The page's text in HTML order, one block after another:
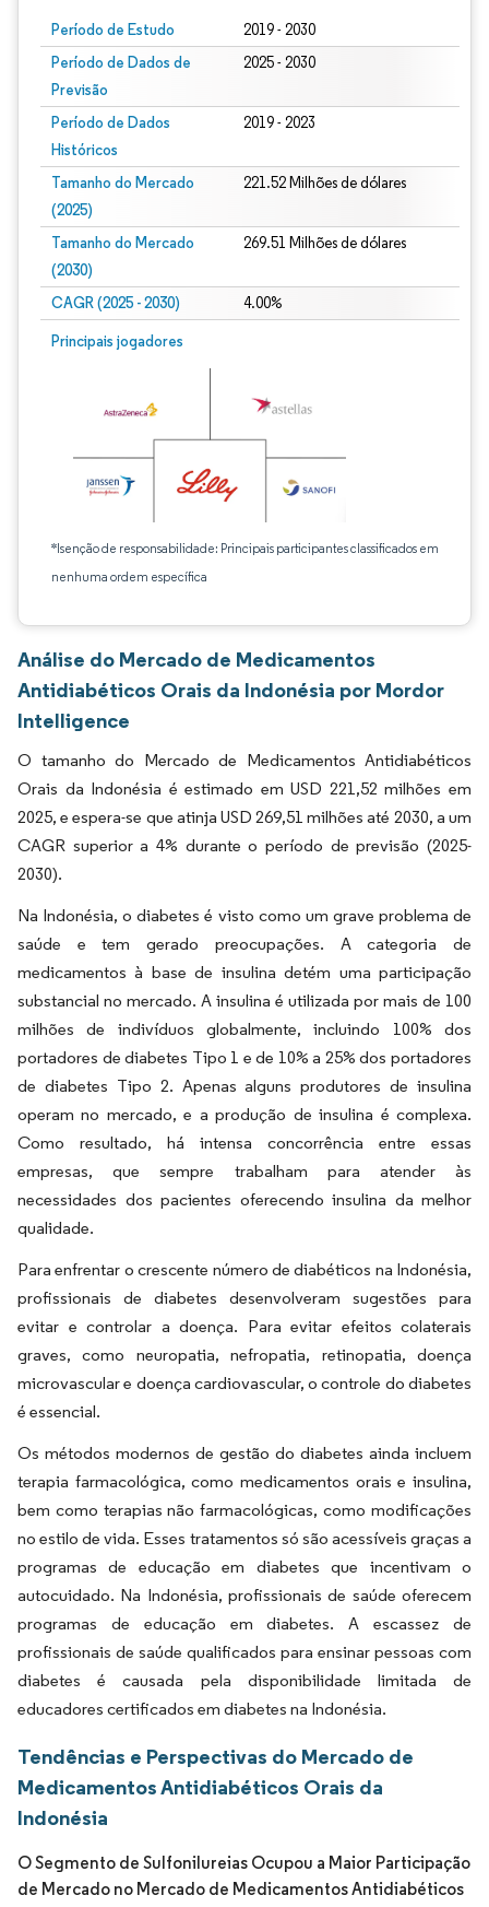
Período de Estudo 2019 - 2030
Período de Dados de
Previsão
2025 - 2030
Período de Dados
Históricos
2019 - 2023
Tamanho do Mercado
(2025)
221.52 Milhões de dólares
Tamanho do Mercado
(2030)
269.51 Milhões de dólares
CAGR (2025 - 2030) 4.00%
Principais jogadores
*Isenção de responsabilidade: Principais participantes classificados em
nenhuma ordem específica
Análise do Mercado de Medicamentos
Antidiabéticos Orais da Indonésia por Mordor
Intelligence
O tamanho do Mercado de Medicamentos Antidiabéticos
Orais da Indonésia é estimado em USD 221,52 milhões em
2025, e espera-se que atinja USD 269,51 milhões até 2030, a um
CAGR superior a 4% durante o período de previsão (2025-
2030).
Na Indonésia, o diabetes é visto como um grave problema de
saúde e tem gerado preocupações. A categoria de
medicamentos à base de insulina detém uma participação
substancial no mercado. A insulina é utilizada por mais de 100
milhões de indivíduos globalmente, incluindo 100% dos
portadores de diabetes Tipo 1 e de 10% a 25% dos portadores
de diabetes Tipo 2. Apenas alguns produtores de insulina
operam no mercado, e a produção de insulina é complexa.
Como resultado, há intensa concorrência entre essas
empresas, que sempre trabalham para atender às
necessidades dos pacientes oferecendo insulina da melhor
qualidade.
Para enfrentar o crescente número de diabéticos na Indonésia,
profissionais de diabetes desenvolveram sugestões para
evitar e controlar a doença. Para evitar efeitos colaterais
graves, como neuropatia, nefropatia, retinopatia, doença
microvascular e doença cardiovascular, o controle do diabetes
é essencial.
Os métodos modernos de gestão do diabetes ainda incluem
terapia farmacológica, como medicamentos orais e insulina,
bem como terapias não farmacológicas, como modificações
no estilo de vida. Esses tratamentos só são acessíveis graças a
programas de educação em diabetes que incentivam o
autocuidado. Na Indonésia, profissionais de saúde oferecem
programas de educação em diabetes. A escassez de
profissionais de saúde qualificados para ensinar pessoas com
diabetes é causada pela disponibilidade limitada de
educadores certificados em diabetes na Indonésia.
Tendências e Perspectivas do Mercado de
Medicamentos Antidiabéticos Orais da
Indonésia
O Segmento de Sulfonilureias Ocupou a Maior Participação
de Mercado no Mercado de Medicamentos Antidiabéticos